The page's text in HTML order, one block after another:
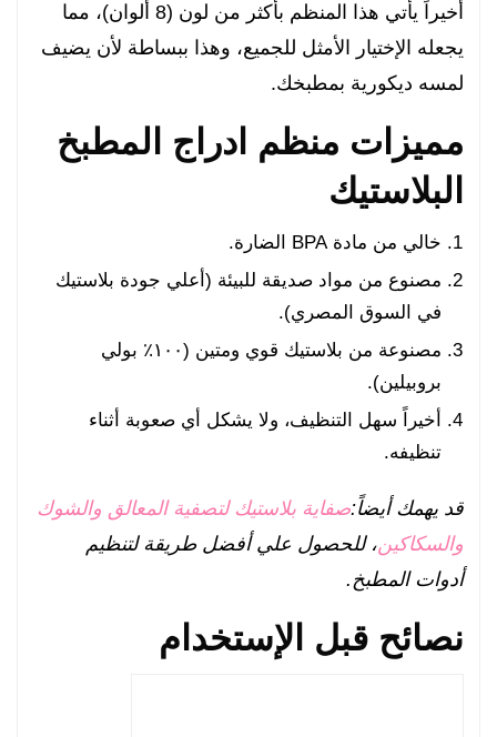
أخيراً يأتي هذا المنظم بأكثر من لون (8 ألوان)، مما
يجعله الإختيار الأمثل للجميع، وهذا ببساطة لأن يضيف
لمسه ديكورية بمطبخك.
مميزات منظم ادراج المطبخ
البلاستيك
خالي من مادة BPA الضارة.
مصنوع من مواد صديقة للبيئة (أعلي جودة بلاستيك
في السوق المصري).
مصنوعة من بلاستيك قوي ومتين (١٠٠٪ بولي
بروبيلين).
أخيراً سهل التنظيف، ولا يشكل أي صعوبة أثناء
تنظيفه.
قد يهمك أيضاً:صفاية بلاستيك لتصفية المعالق والشوك
والسكاكين، للحصول علي أفضل طريقة لتنظيم
أدوات المطبخ.
نصائح قبل الإستخدام